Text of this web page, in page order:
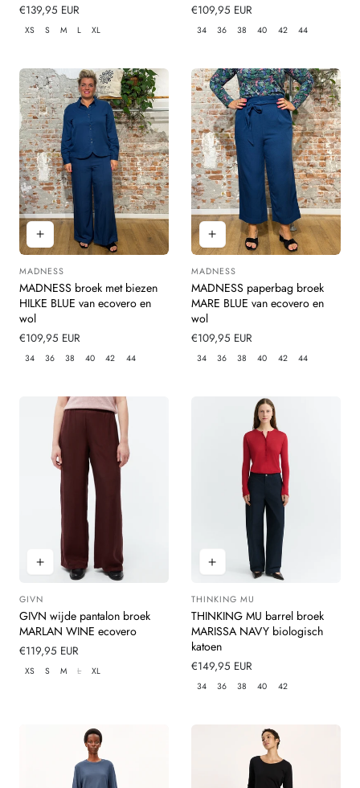
Normale
prijs
€139,95 EUR
XS S M L XL
Normale
prijs
€109,95 EUR
34 36 38 40 42 44
Leverancier:
MADNESS
MADNESS broek met biezen
HILKE BLUE van ecovero en
wol
Normale
prijs
€109,95 EUR
34 36 38 40 42 44
Leverancier:
MADNESS
MADNESS paperbag broek
MARE BLUE van ecovero en
wol
Normale
prijs
€109,95 EUR
34 36 38 40 42 44
Leverancier:
GIVN
GIVN wijde pantalon broek
MARLAN WINE ecovero
Normale
prijs
€119,95 EUR
XS S M L XL
Leverancier:
THINKING MU
THINKING MU barrel broek
MARISSA NAVY biologisch
katoen
Normale
prijs
€149,95 EUR
34 36 38 40 42